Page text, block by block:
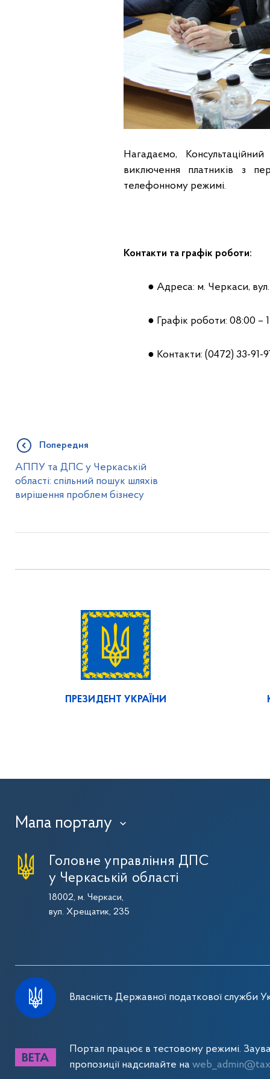
Нагадаємо,
виключення платників з
телефонному режимі.
Контакти та графік роботи:
● Адреса: м. Черкаси,
● Графік роботи: 08:00 –
● Контакти: (0472) 33-91-
Попередня
АППУ та ДПС у Черкаській
області: спільний пошук шляхів
вирішення проблем бізнесу
ПРЕЗИДЕНТ УКРАЇНИ
Мапа порталу ›
Головне управління ДПС
у Черкаській області
18002, м. Черкаси,
вул. Хрещатик, 235
Власність Державної податкової служби
Портал працює в тестовому режимі.
пропозиції надсилайте на